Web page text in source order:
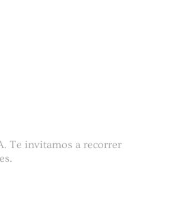
Te invitamos a recorrer